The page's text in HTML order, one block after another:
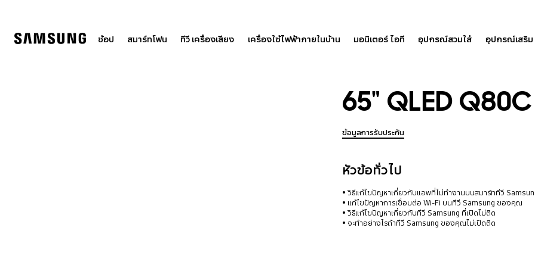
ช้อป สมาร์ทโฟน ทีวี เครื่องเสียง เครื่องใช้ไฟฟ้าภายในบ้าน มอนิเตอร์ ไอที อุปกรณ์สวมใส่ อุปกรณ์เสริม
65" QLED
ข้อมูลการรับประกัน
หัวข้อทั่วไป
วิธีแก้ไขปัญหาเกี่ยวกับแอพที่ไม่ทำงานบนสมาร์ททีวี
แก้ไขปัญหาการเชื่อมต่อ Wi-Fi บนทีวี Samsung ของคุณ
วิธีแก้ไขปัญหาเกี่ยวกับทีวี Samsung ที่เปิดไม่ติด
จะทำอย่างไรถ้าทีวี Samsung ของคุณไม่เปิดติด